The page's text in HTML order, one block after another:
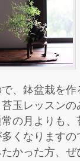
、鉢盆栽を作
玉レッスンの
の月よりも、
くなりますの
かった方、ぜ